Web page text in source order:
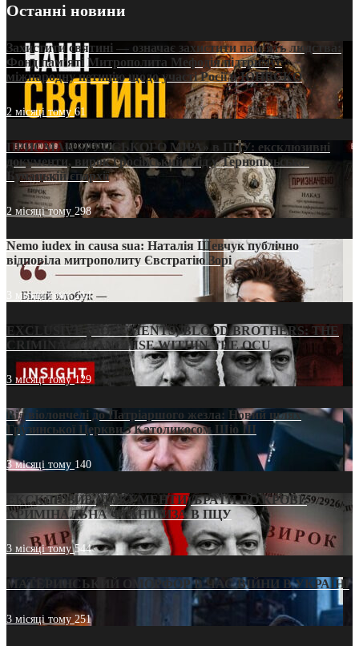
Останні новини
Захистити святині — означає захистити пам’ять людства:
Фонд пам’яті Митрополита Мефодія підтримує
міжнародну петицію щодо участі Росії в ЮНЕСКО
2 місяці тому61
ПРИСМАК «РУССЬКОГО МІРА» в ПЦУ: ексклюзивні
документи, вирок і російський слід у Тернопільсько-
Бучацькій єпархії
2 місяці тому 298
Nemo iudex in causa sua: Наталія Шевчук публічно
відповіла митрополиту Євстратію Зорі
3 місяці тому214
EXCLUSIVE (DOCUMENTS)/BLOOD BROTHERS: THE
CRIMINAL FRANCHISE WITHIN THE OCU
3 місяці тому129
Від віолончелі до Патріаршого жезла: Новий шлях
Грузинської Церкви з Католикосом Шіо III
3 місяці тому 140
ЕКСКЛЮЗИВ (ДОКУМЕНТИ)/БРАТИ ПО КРОВІ:
КРИМІНАЛЬНА ФРАНШИЗА В ПЦУ
3 місяці тому544
МАТЕРИНСЬКИЙ ОМОРФОР В ЧАС ВІЙНИ В УКРАЇНІ
3 місяці тому251